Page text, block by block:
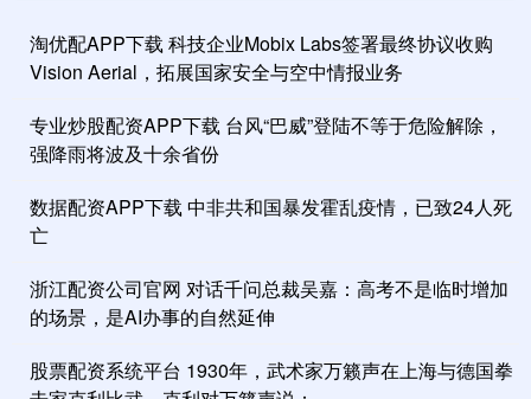
淘优配APP下载 科技企业Mobix Labs签署最终协议收购
Vision Aerial，拓展国家安全与空中情报业务
专业炒股配资APP下载 台风“巴威”登陆不等于危险解除，
强降雨将波及十余省份
数据配资APP下载 中非共和国暴发霍乱疫情，已致24人死
亡
浙江配资公司官网 对话千问总裁吴嘉：高考不是临时增加
的场景，是AI办事的自然延伸
股票配资系统平台 1930年，武术家万籁声在上海与德国拳